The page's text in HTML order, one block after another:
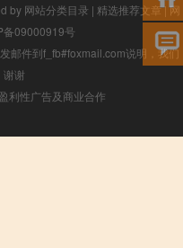
by 网站分类目录 | 精选推荐文章|网
备09000919号
邮件到f_fb#foxmail.com说明，我们
谢谢
利性广告及商业合作